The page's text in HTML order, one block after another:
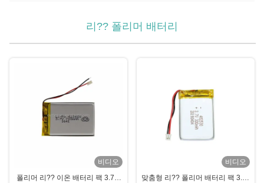
리?? 폴리머 배터리
비디오
폴리머 리?? 이온 배터리 팩 3.7 V
비디오
맞춤형 리?? 폴리머 배터리 팩 3.7v